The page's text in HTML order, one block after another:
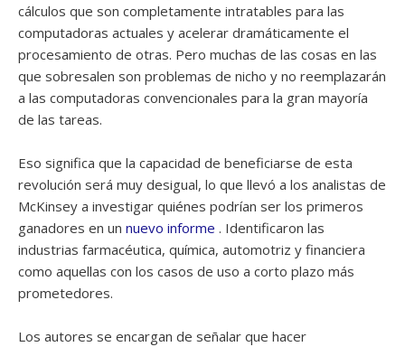
cálculos que son completamente intratables para las
computadoras actuales y acelerar dramáticamente el
procesamiento de otras. Pero muchas de las cosas en las
que sobresalen son problemas de nicho y no reemplazarán
a las computadoras convencionales para la gran mayoría
de las tareas.
Eso significa que la capacidad de beneficiarse de esta
revolución será muy desigual, lo que llevó a los analistas de
McKinsey a investigar quiénes podrían ser los primeros
ganadores en un nuevo informe . Identificaron las
industrias farmacéutica, química, automotriz y financiera
como aquellas con los casos de uso a corto plazo más
prometedores.
Los autores se encargan de señalar que hacer